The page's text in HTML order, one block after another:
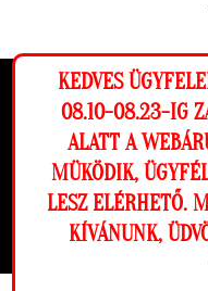
Ez a weboldal
lehető legjobb
Beállítások
Elutasítom
KEDVES
08.10-08.23-IG
ALATT A
MÜKÖDIK,
LESZ ELÉRHETŐ.
KÍVÁNUNK,